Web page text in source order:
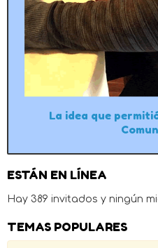
La idea que
ESTÁN EN LÍNEA
Hay 389 invitados y ningún
TEMAS POPULARES